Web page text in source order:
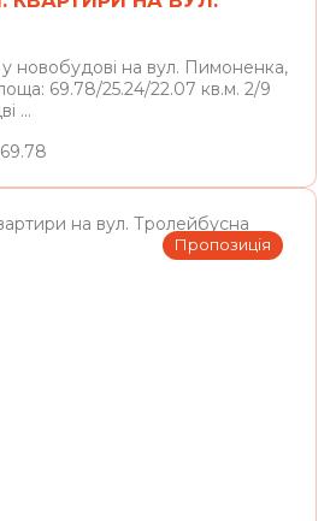
новобудові на вул. Пимоненка,
69.78/25.24/22.07 кв.м. 2/9
...
69.78
Пропозиція